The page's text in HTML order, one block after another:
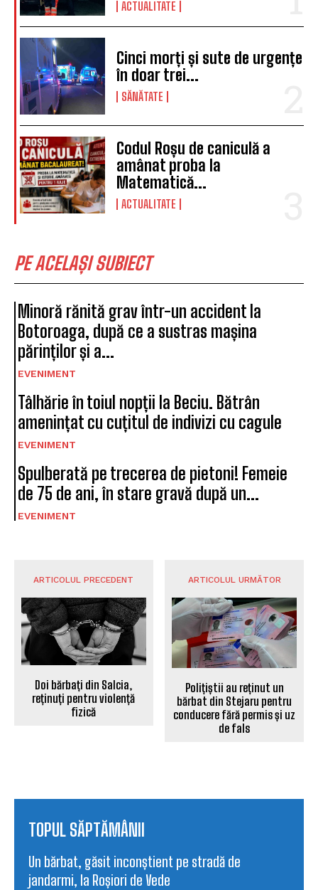
ACTUALITATE
Cinci morți și sute de urgențe
în doar trei...
SĂNĂTATE
Codul Roșu de caniculă a
amânat proba la
Matematică...
ACTUALITATE
PE ACELAȘI SUBIECT
Minoră rănită grav într-un accident la
Botoroaga, după ce a sustras mașina
părinților și a...
EVENIMENT
Tâlhărie în toiul nopții la Beciu. Bătrân
amenințat cu cuțitul de indivizi cu cagule
EVENIMENT
Spulberată pe trecerea de pietoni! Femeie
de 75 de ani, în stare gravă după un...
EVENIMENT
ARTICOLUL PRECEDENT
Doi bărbați din Salcia,
reținuți pentru violență
fizică
ARTICOLUL URMĂTOR
Polițiștii au reținut un
bărbat din Stejaru pentru
conducere fără permis și uz
de fals
TOPUL SĂPTĂMÂNII
Un bărbat, găsit inconștient pe stradă de
jandarmi, la Roșiori de Vede